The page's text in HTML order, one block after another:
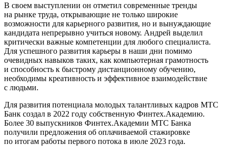
В своем выступлении он отметил современные тренды
на рынке труда, открывающие не только широкие
возможности для карьерного развития, но и вынуждающие
кандидата непрерывно учиться новому. Андрей выделил
критически важные компетенции для любого специалиста.
Для успешного развития карьеры в наши дни помимо
очевидных навыков таких, как компьютерная грамотность
и способность к быстрому дистанционному обучению,
необходимы креативность и эффективное взаимодействие
с людьми.
Для развития потенциала молодых талантливых кадров МТС
Банк создал в 2022 году собственную Финтех.Академию.
Более 30 выпускников Финтех.Академии МТС Банка
получили предложения об оплачиваемой стажировке
по итогам работы первого потока в июле 2023 года.